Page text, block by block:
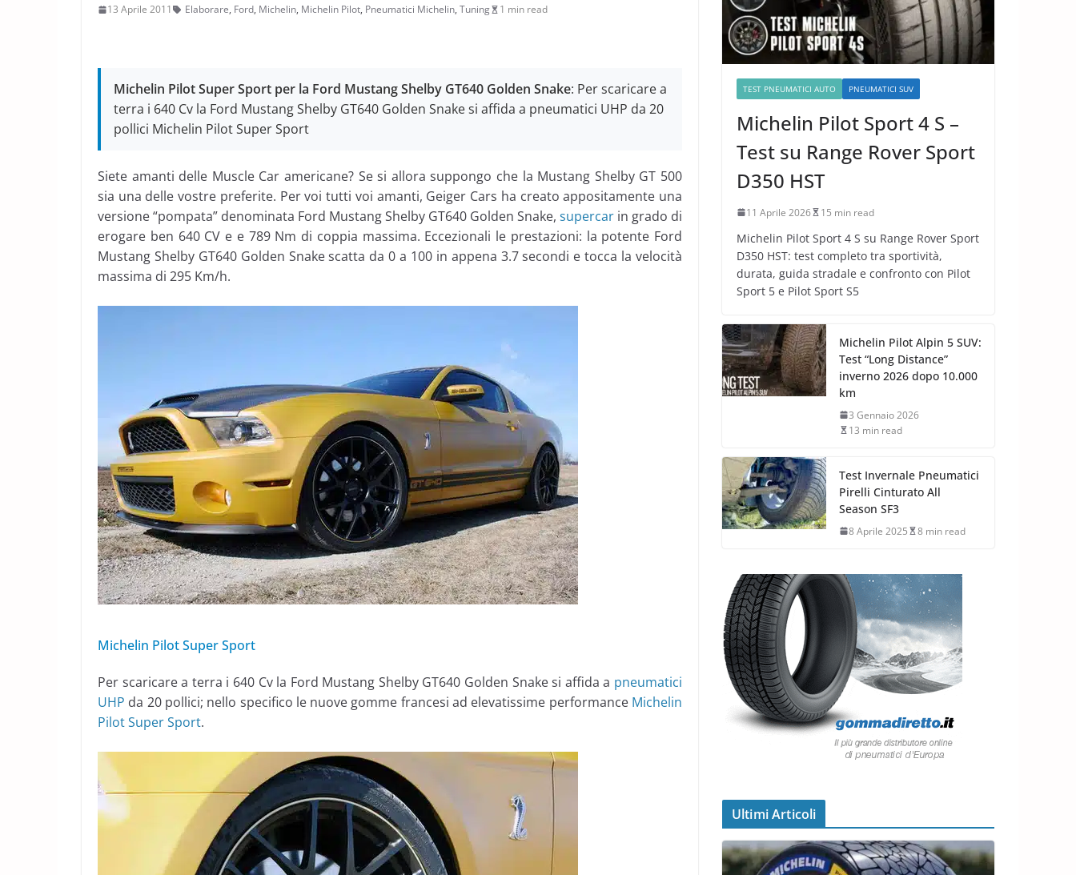
13 Aprile 2011 Elaborare, Ford, Michelin, Michelin Pilot, Pneumatici Michelin, Tuning 1 min read
Michelin Pilot Super Sport per la Ford Mustang Shelby GT640 Golden Snake: Per scaricare a
terra i 640 Cv la Ford Mustang Shelby GT640 Golden Snake si affida a pneumatici UHP da 20
pollici Michelin Pilot Super Sport
Siete amanti delle Muscle Car americane? Se si allora suppongo che la Mustang Shelby GT 500
sia una delle vostre preferite. Per voi tutti voi amanti, Geiger Cars ha creato appositamente una
versione “pompata” denominata Ford Mustang Shelby GT640 Golden Snake, supercar in grado di
erogare ben 640 CV e e 789 Nm di coppia massima. Eccezionali le prestazioni: la potente Ford
Mustang Shelby GT640 Golden Snake scatta da 0 a 100 in appena 3.7 secondi e tocca la velocità
massima di 295 Km/h.
Michelin Pilot Super Sport
Per scaricare a terra i 640 Cv la Ford Mustang Shelby GT640 Golden Snake si affida a pneumatici
UHP da 20 pollici; nello specifico le nuove gomme francesi ad elevatissime performance Michelin
Pilot Super Sport.
TEST PNEUMATICI AUTO PNEUMATICI SUV
Michelin Pilot Sport 4 S –
Test su Range Rover Sport
D350 HST
11 Aprile 2026 15 min read
Michelin Pilot Sport 4 S su Range Rover Sport
D350 HST: test completo tra sportività,
durata, guida stradale e confronto con Pilot
Sport 5 e Pilot Sport S5
Michelin Pilot Alpin 5 SUV:
Test “Long Distance”
inverno 2026 dopo 10.000
km
3 Gennaio 2026
13 min read
Test Invernale Pneumatici
Pirelli Cinturato All
Season SF3
8 Aprile 2025 8 min read
Ultimi Articoli